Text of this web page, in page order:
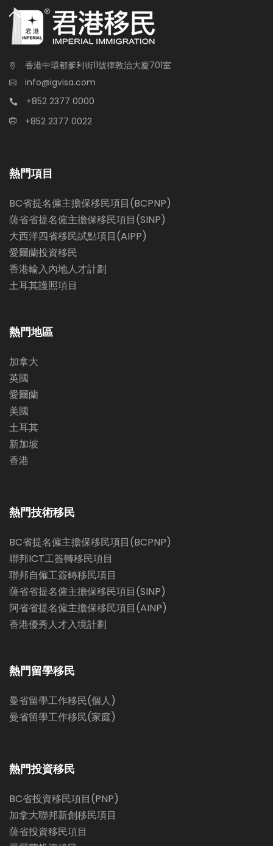
香港中環都爹利街11號律敦治大廈701室
info@igvisa.com
+852 2377 0000
+852 2377 0022
熱門項目
BC省提名僱主擔保移民項目(BCPNP)
薩省省提名僱主擔保移民項目(SINP)
大西洋四省移民試點項目(AIPP)
愛爾蘭投資移民
香港輸入內地人才計劃
土耳其護照項目
熱門地區
加拿大
英國
愛爾蘭
美國
土耳其
新加坡
香港
熱門技術移民
BC省提名僱主擔保移民項目(BCPNP)
聯邦ICT工簽轉移民項目
聯邦自僱工簽轉移民項目
薩省省提名僱主擔保移民項目(SINP)
阿省省提名僱主擔保移民項目(AINP)
香港優秀人才入境計劃
熱門留學移民
曼省留學工作移民(個人)
曼省留學工作移民(家庭)
熱門投資移民
BC省投資移民項目(PNP)
加拿大聯邦新創移民項目
薩省投資移民項目